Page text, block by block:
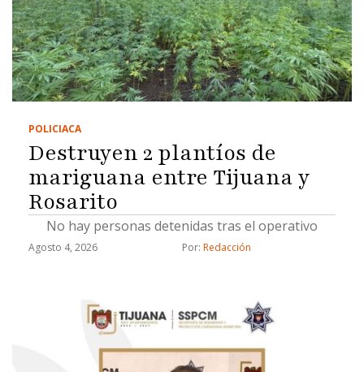
POLICIACA
Destruyen 2 plantíos de
mariguana entre Tijuana y
Rosarito
No hay personas detenidas tras el operativo
Agosto 4, 2026 Por: Redacción